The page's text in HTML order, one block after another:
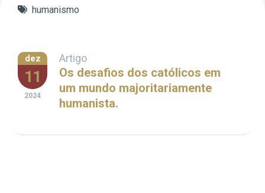
humanismo
dez
11
2024
Artigo
Os desafios dos católicos em
um mundo majoritariamente
humanista.